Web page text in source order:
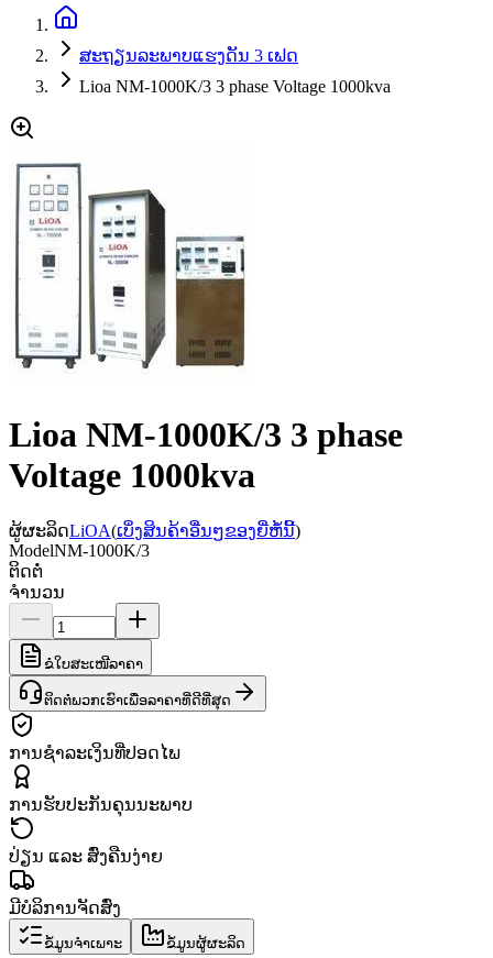
ສະຖຽນລະພາບແຮງດັນ 3 ເຟດ
Lioa NM-1000K/3 3 phase Voltage 1000kva
Lioa NM-1000K/3 3 phase
Voltage 1000kva
ຜູ້ຜະລິດLiOA(ເບິ່ງສິນຄ້າອື່ນໆຂອງຍີ່ຫໍ້ນີ້)
ModelNM-1000K/3
ຕິດຕໍ່
ຈຳນວນ
ຂໍໃບສະເໜີລາຄາ
ຕິດຕໍ່ພວກເຮົາເພື່ອລາຄາທີ່ດີທີ່ສຸດ
ການຊຳລະເງິນທີ່ປອດໄພ
ການຮັບປະກັນຄຸນນະພາບ
ປ່ຽນ ແລະ ສົ່ງຄືນງ່າຍ
ມີບໍລິການຈັດສົ່ງ
ຂໍ້ມູນຈຳເພາະ ຂໍ້ມູນຜູ້ຜະລິດ